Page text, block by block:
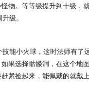
物。等等级提升到十级
级。
能小火球，这时法师有了
果选择骷髅洞，在这个地
紧捡起来，能佩戴的就戴